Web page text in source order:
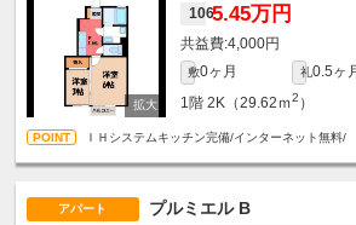
1065.45万円
4,000円
敷0ヶ月 礼0.5ヶ
1階 2K（29.62ｍ2 ）
ＩＨシステムキッチン完備/インターネット無料/
アパート プルミエル B